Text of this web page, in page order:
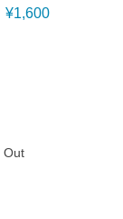
¥1,600
Out